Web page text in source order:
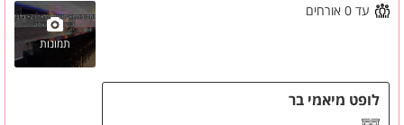
תמונות
עד 0 אורחים
לופט מיאמי בר